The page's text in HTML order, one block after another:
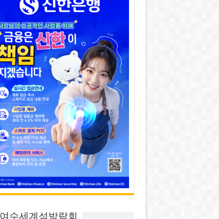
여수세계섬박람회